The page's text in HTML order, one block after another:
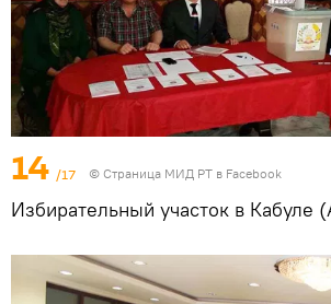
14 /17 © Страница МИД РТ в Facebook
Избирательный участок в Кабуле